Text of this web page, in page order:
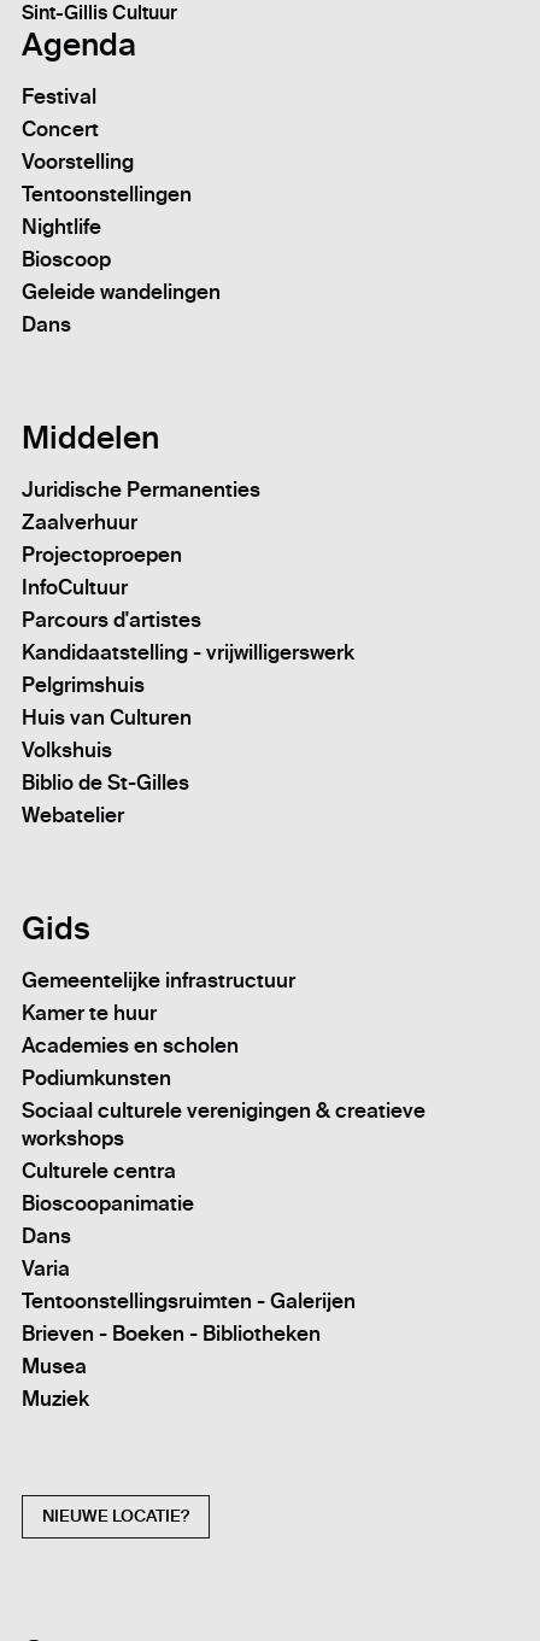
Sint-Gillis Cultuur
Agenda
Festival
Concert
Voorstelling
Tentoonstellingen
Nightlife
Bioscoop
Geleide wandelingen
Dans
Middelen
Juridische Permanenties
Zaalverhuur
Projectoproepen
InfoCultuur
Parcours d'artistes
Kandidaatstelling - vrijwilligerswerk
Pelgrimshuis
Huis van Culturen
Volkshuis
Biblio de St-Gilles
Webatelier
Gids
Gemeentelijke infrastructuur
Kamer te huur
Academies en scholen
Podiumkunsten
Sociaal culturele verenigingen & creatieve
workshops
Culturele centra
Bioscoopanimatie
Dans
Varia
Tentoonstellingsruimten - Galerijen
Brieven - Boeken - Bibliotheken
Musea
Muziek
NIEUWE LOCATIE?